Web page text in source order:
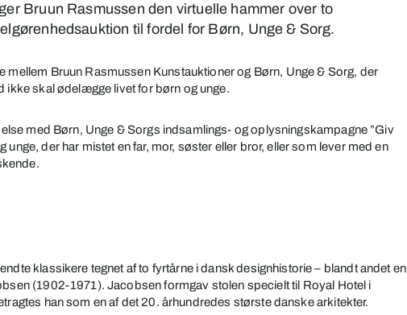
Bruun Rasmussen den virtuelle hammer over to
til fordel for Børn, Unge & Sorg.
mellem Bruun Rasmussen Kunstauktioner og Børn, Unge & Sorg, der
ikke skal ødelægge livet for børn og unge.
med Børn, Unge & Sorgs indsamlings- og oplysningskampagne ”Giv
der har mistet en far, mor, søster eller bror, eller som lever med en
klassikere tegnet af to fyrtårne i dansk designhistorie – blandt andet en
(1902-1971). Jacobsen formgav stolen specielt til Royal Hotel i
han som en af det 20. århundredes største danske arkitekter.